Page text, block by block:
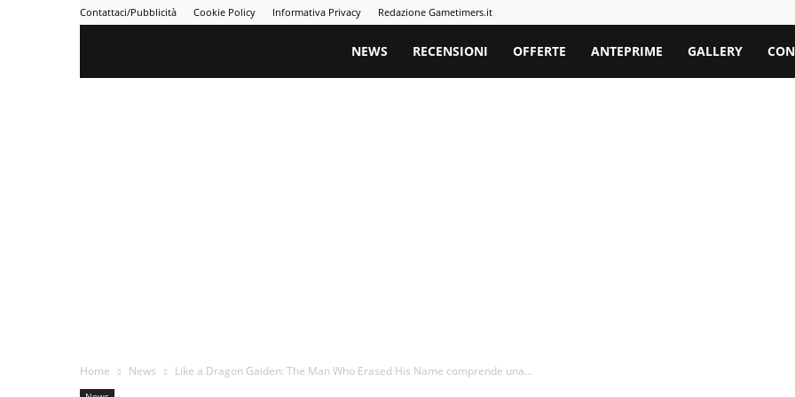
Contattaci/Pubblicità Cookie Policy Informativa Privacy Redazione Gametimers.it
Gametimers
NEWS RECENSIONI OFFERTE ANTEPRIME GALLERY
Home News Like a Dragon Gaiden: The Man Who Erased His Name comprende una...